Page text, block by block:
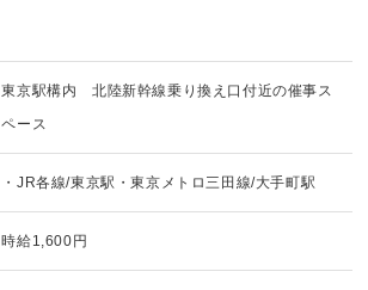
東京駅構内 北陸新幹線乗り換え口付近の催事ス
ペース
・JR各線/東京駅・東京メトロ三田線/大手町駅
時給1,600円